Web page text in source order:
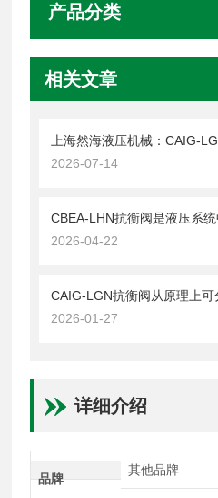
产品分类
相关文章
2026-07-14
CBEA-LHN抗衡阀是液压系
2026-04-22
CAIG-LGN抗衡阀从原理上
2026-01-27
详细介绍
品牌
其他品牌